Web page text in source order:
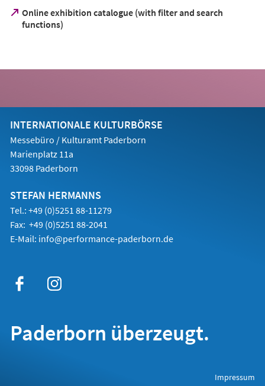
Online exhibition catalogue (with filter and search
functions)
(Öffnet
Tab)
INTERNATIONALE KULTURBÖRSE
Messebüro / Kulturamt Paderborn
Marienplatz 11a
33098 Paderborn
STEFAN HERMANNS
Tel.: +49 (0)5251 88-11279
Fax: +49 (0)5251 88-2041
E-Mail: info@performance-paderborn.de
Paderborn überzeugt.
Impressum